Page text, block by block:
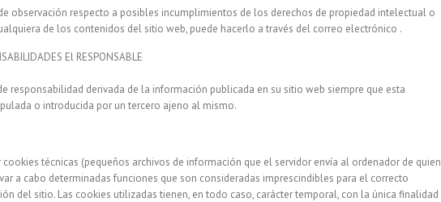
observación respecto a posibles incumplimientos de los derechos de propiedad intelectual o
de los contenidos del sitio web, puede hacerlo a través del correo electrónico .
El RESPONSABLE
responsabilidad derivada de la información publicada en su sitio web siempre que esta
o introducida por un tercero ajeno al mismo.
técnicas (pequeños archivos de información que el servidor envía al ordenador de quien
a cabo determinadas funciones que son consideradas imprescindibles para el correcto
del sitio. Las cookies utilizadas tienen, en todo caso, carácter temporal, con la única finalidad